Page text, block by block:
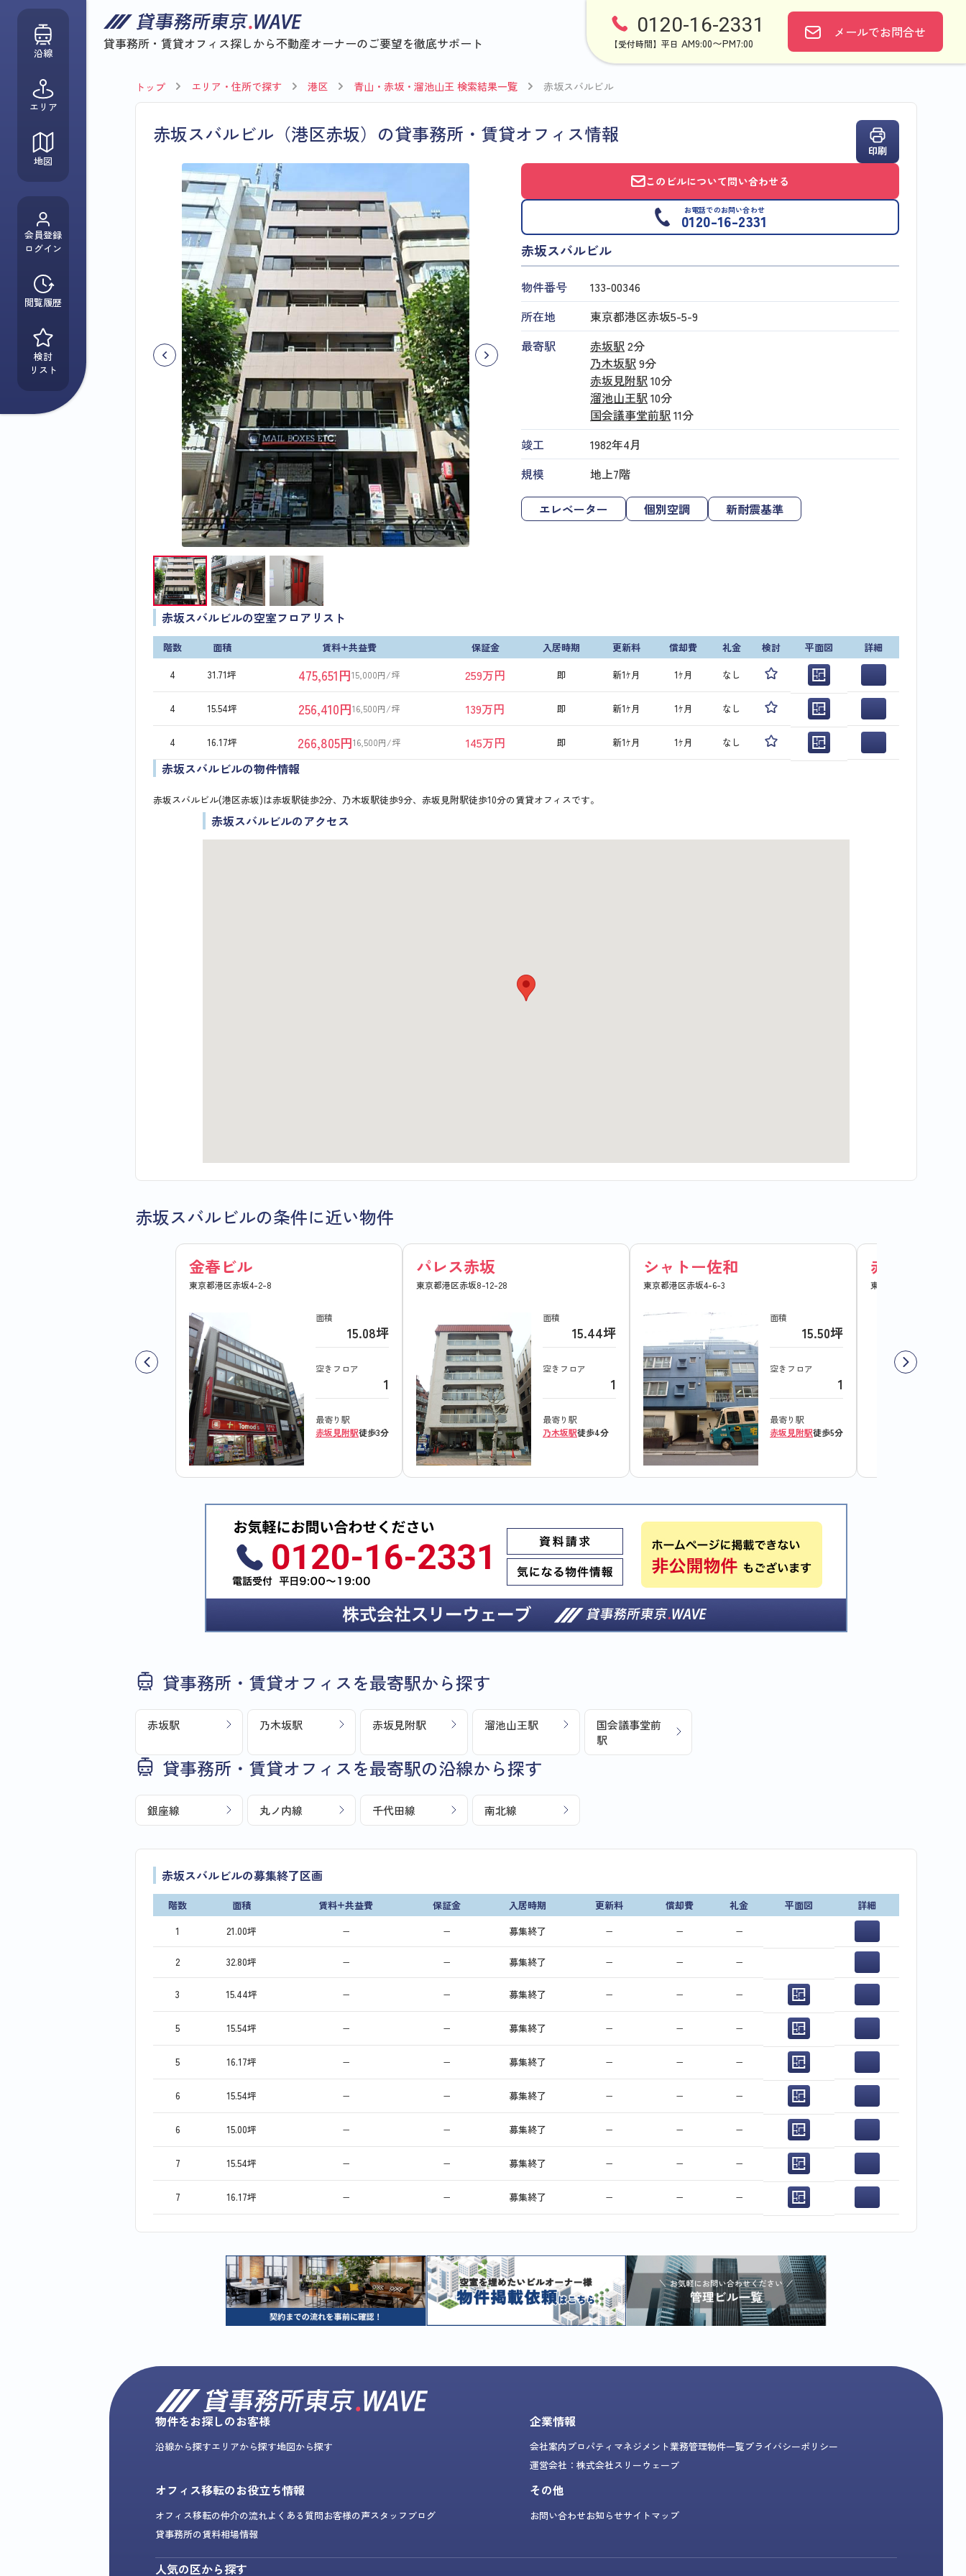
貸事務所・賃貸オフィス探しから不動産オーナーのご要望を徹底サポート
0120-16-2331
【受付時間】平日 AM9:00〜PM7:00
メールでお問合せ
沿線
エリア
地図
会員登録
ログイン
閲覧履歴
検討
リスト
トップ エリア・住所で探す 港区 青山・赤坂・溜池山王 検索結果一覧 赤坂スバルビル
赤坂スバルビル（港区赤坂）の貸事務所・賃貸オフィス情報
印刷
このビルについて問い合わせる
お電話でのお問い合わせ
0120-16-2331
赤坂スバルビル
物件番号
133​-​00346
所在地
東京都港区赤坂5-5-9
最寄駅
赤坂駅2分
乃木坂駅9分
赤坂見附駅10分
溜池山王駅10分
国会議事堂前駅11分
竣工
1982年4月
規模
地上7階
エレベーター 個別空調 新耐震基準
赤坂スバルビルの空室フロアリスト
階数 面積 賃料+共益費 保証金 入居時期 更新料 償却費 礼金 検討 平面図
詳細
4
31.71坪 475,651円15,000円/坪 259万円 即 新1ｹ月 1ｹ月 なし
4 15.54坪 256,410円16,500円/坪 139万円 即 新1ｹ月 1ｹ月 なし
4 16.17坪 266,805円16,500円/坪 145万円 即 新1ｹ月 1ｹ月 なし
赤坂スバルビルの物件情報
赤坂スバルビル(港区赤坂)は赤坂駅徒歩2分、乃木坂駅徒歩9分、赤坂見附駅徒歩10分の賃貸オフィスです。
赤坂スバルビルのアクセス
赤坂スバルビルの条件に近い物件
金春ビル
東京都港区赤坂4-2-8
面積
15.08坪
空きフロア
1
最寄り駅
赤坂見附駅徒歩3分
パレス赤坂
東京都港区赤坂8-12-28
面積
15.44坪
空きフロア
1
最寄り駅
乃木坂駅徒歩4分
シャトー佐和
東京都港区赤坂4-6-3
面積
15.50坪
空きフロア
1
最寄り駅
赤坂見附駅徒歩5分
赤坂エムア
東京都港区赤坂2-17-73
貸事務所・賃貸オフィスを最寄駅から探す
赤坂駅 乃木坂駅 赤坂見附駅 溜池山王駅
国会議事堂前
駅
貸事務所・賃貸オフィスを最寄駅の沿線から探す
銀座線 丸ノ内線 千代田線 南北線
赤坂スバルビルの募集終了区画
階数 面積 賃料+共益費 保証金 入居時期 更新料 償却費 礼金 平面図
詳細
1
21.00坪 − − 募集終了 − − −
2 32.80坪 − − 募集終了 − − −
3 15.44坪 − − 募集終了 − − −
5 15.54坪 − − 募集終了 − − −
5 16.17坪 − − 募集終了 − − −
6 15.54坪 − − 募集終了 − − −
6 15.00坪 − − 募集終了 − − −
7 15.54坪 − − 募集終了 − − −
7 16.17坪 − − 募集終了 − − −
物件をお探しのお客様
沿線から探すエリアから探す地図から探す
企業情報
会社案内プロパティマネジメント業務管理物件一覧プライバシーポリシー
運営会社：株式会社スリーウェーブ
オフィス移転のお役立ち情報
オフィス移転の仲介の流れよくある質問お客様の声スタッフブログ
貸事務所の賃料相場情報
その他
お問い合わせお知らせサイトマップ
人気の区から探す